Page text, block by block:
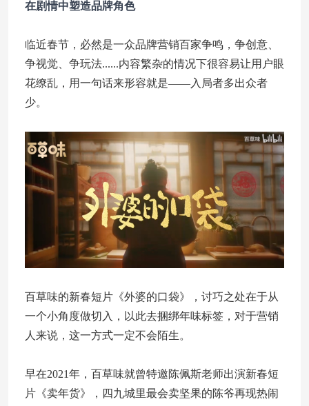
在剧情中塑造品牌角色
临近春节，必然是一众品牌营销百家争鸣，争创意、
争视觉、争玩法......内容繁杂的情况下很容易让用户眼
花缭乱，用一句话来形容就是——入局者多出众者
少。
百草味的新春短片《外婆的口袋》，讨巧之处在于从
一个小角度做切入，以此去捆绑年味标签，对于营销
人来说，这一方式一定不会陌生。
早在2021年，百草味就曾特邀陈佩斯老师出演新春短
片《卖年货》，四九城里最会卖坚果的陈爷再现热闹